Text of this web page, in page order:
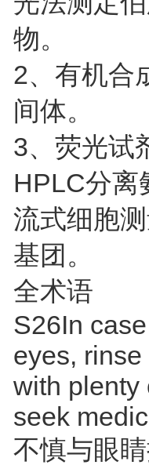
物。
2、有机合
间体。
3、荧光试
HPLC分离
流式细胞
基团。
全术语
S26In
eyes,
with plenty
seek
不慎与眼